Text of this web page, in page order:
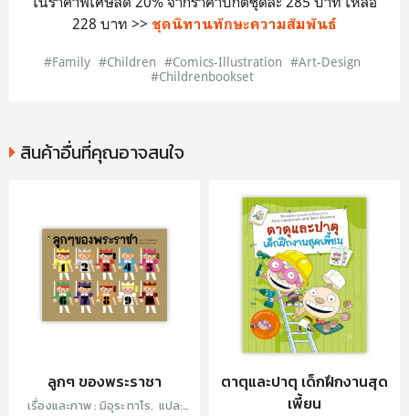
228 บาท >> ชุดนิทานทักษะความสัมพันธ์
#Family #Children #Comics-Illustration #Art-Design
#Childrenbookset
สินค้าอื่นที่คุณอาจสนใจ
ลูกๆ ของพระราชา
เรื่องและภาพ : มิอุระ ทาโร, แปล:
ตาตุและปาตุ เด็กฝึกงานสุด
เพี้ยน